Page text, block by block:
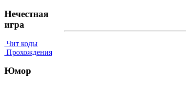
Нечестная
игра
Чит коды
Прохождения
Юмор